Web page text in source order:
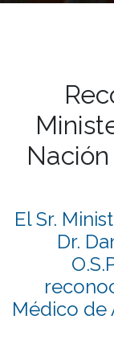
El Sr.
Dr.
Médico de